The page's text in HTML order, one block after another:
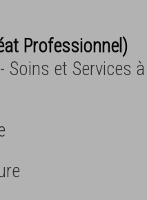
Professionnel)
et Services